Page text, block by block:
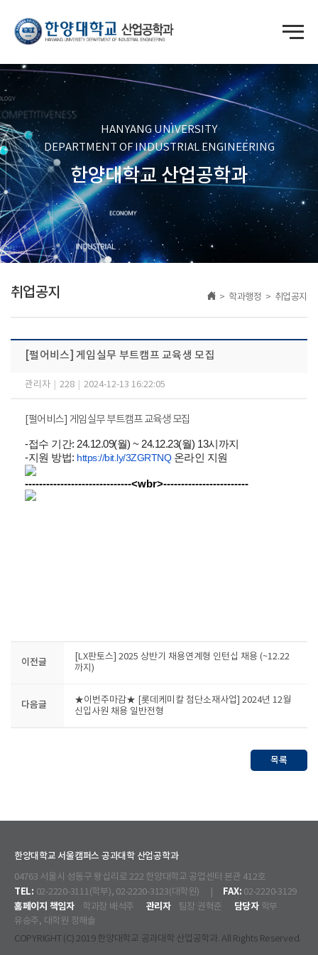
HANYANG UNIVERSITY
DEPARTMENT OF INDUSTRIAL ENGINEERING
한양대학교 산업공학과
취업공지 > 학과행정 > 취업공지
[펄어비스] 게임실무 부트캠프 교육생 모집
관리자 228 2024-12-13 16:22:05
[펄어비스] 게임실무 부트캠프 교육생 모집
-접수 기간: 24.12.09(월) ~ 24.12.23(월) 13시까지
-지원 방법: https://bit.ly/3ZGRTNQ 온라인 지원
------------------------------<wbr>------------------------
이전글
[LX판토스] 2025 상반기 채용연계형 인턴십 채용 (~12.22
까지)
다음글
★이번주마감★ [롯데케미칼 첨단소재사업] 2024년 12월
신입사원 채용 일반전형
목록
한양대학교 서울캠퍼스 공과대학 산업공학과
04763 서울시 성동구 왕십리로 222 한양대학교 공업센터 본관 412호
TEL: 02-2220-3111(학부), 02-2220-3123(대학원) | FAX: 02-2220-3129
홈페이지 책임자 학과장 배석주 관리자 팀장 권혁준 담당자학부
유승주, 대학원 정해솔
COPYRIGHT (C) 2019 한양대학교 공과대학 산업공학과. All Rights Reserved.